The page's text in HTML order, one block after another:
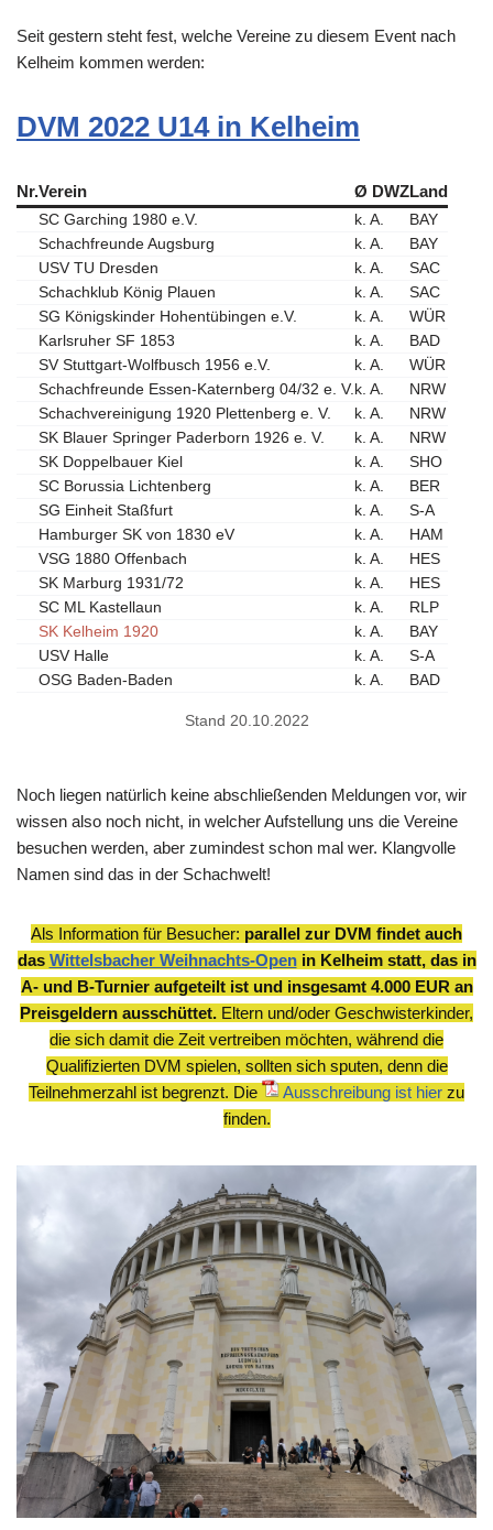
Seit gestern steht fest, welche Vereine zu diesem Event nach
Kelheim kommen werden:
DVM 2022 U14 in Kelheim
Nr.Verein Ø DWZLand
SC Garching 1980 e.V. k. A.
BAY
Schachfreunde Augsburg
k. A.
BAY
USV TU Dresden
k. A.
SAC
Schachklub König Plauen
k. A.
SAC
SG Königskinder Hohentübingen e.V.
k. A.
WÜR
Karlsruher SF 1853
k. A.
BAD
SV Stuttgart-Wolfbusch 1956 e.V.
k. A.
WÜR
Schachfreunde Essen-Katernberg 04/32 e. V. k. A.
NRW
Schachvereinigung 1920 Plettenberg e. V.
k. A.
NRW
SK Blauer Springer Paderborn 1926 e. V.
k. A.
NRW
SK Doppelbauer Kiel
k. A.
SHO
SC Borussia Lichtenberg
k. A.
BER
SG Einheit Staßfurt
k. A.
S-A
Hamburger SK von 1830 eV
k. A.
HAM
VSG 1880 Offenbach
k. A.
HES
SK Marburg 1931/72
k. A.
HES
SC ML Kastellaun
k. A.
RLP
SK Kelheim 1920
k. A.
BAY
USV Halle
k. A.
S-A
OSG Baden-Baden
k. A. BAD
Stand 20.10.2022
Noch liegen natürlich keine abschließenden Meldungen vor, wir
wissen also noch nicht, in welcher Aufstellung uns die Vereine
besuchen werden, aber zumindest schon mal wer. Klangvolle
Namen sind das in der Schachwelt!
Als Information für Besucher: parallel zur DVM findet auch
das Wittelsbacher Weihnachts-Openin Kelheim statt, das in
A- und B-Turnier aufgeteilt ist und insgesamt 4.000 EUR an
Preisgeldern ausschüttet. Eltern und/oder Geschwisterkinder,
die sich damit die Zeit vertreiben möchten, während die
Qualifizierten DVM spielen, sollten sich sputen, denn die
Teilnehmerzahl ist begrenzt. Die
Ausschreibung ist hier zu
finden.